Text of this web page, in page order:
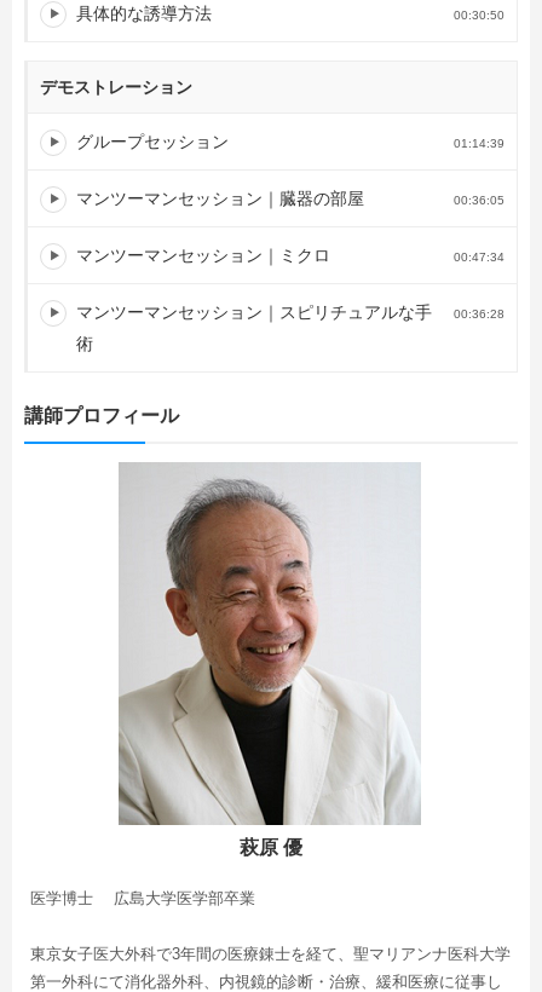
具体的な誘導方法 00:30:50
デモストレーション
グループセッション 01:14:39
マンツーマンセッション｜臓器の部屋 00:36:05
マンツーマンセッション｜ミクロ 00:47:34
マンツーマンセッション｜スピリチュアルな手
術
00:36:28
講師プロフィール
萩原 優
医学博士 広島大学医学部卒業
東京女子医大外科で3年間の医療錬士を経て、聖マリアンナ医科大学
第一外科にて消化器外科、内視鏡的診断・治療、緩和医療に従事し